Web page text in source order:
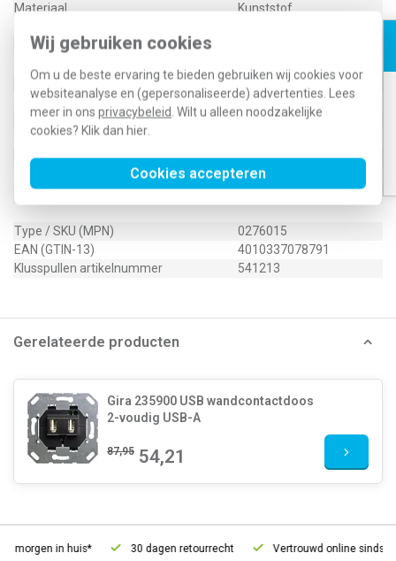
Wij gebruiken cookies
Om u de beste ervaring te bieden gebruiken wij cookies voor
websiteanalyse en (gepersonaliseerde) advertenties. Lees
meer in ons privacybeleid . Wilt u alleen noodzakelijke
cookies? Klik dan hier
Cookies accepteren
Materiaal
Kunststof
Met verlichting
Met stofbescherming
Nee
Met opdruk
Nee
Draagring
Nee
Transparant
Uitvoering oppervlakte
Mat
Geschikt voor beschermingsgraad (IP)
IP20
Antibacteriële behandeling
Nee
Type / SKU (MPN)
0276015
EAN (GTIN-13)
4010337078791
Klusspullen artikelnummer
541213
Gerelateerde producten
Gira 235900 USB wandcontactdoos
2-voudig USB-A
87,95 54,21
morgen in huis* 30 dagen retourrecht Vertrouwd online sinds